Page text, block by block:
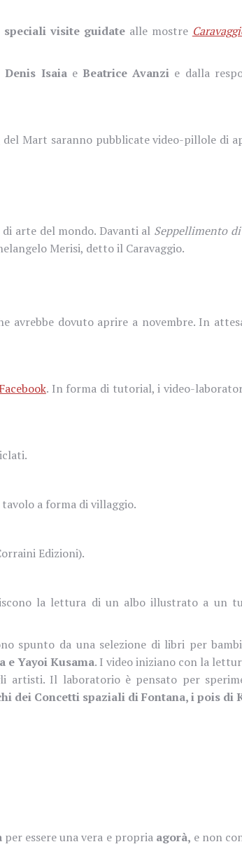
visite guidate alle mostre
Denis Isaia eBeatrice Avanzi e dalla
del Mart saranno pubblicate video-pillole di
arte del mondo. Davanti al Seppellimento
Merisi, detto il Caravaggio.
avrebbe dovuto aprire a novembre. In
Facebook. In forma di tutorial, i video-
a forma di villaggio.
Edizioni).
la lettura di un albo illustrato a un
spunto da una selezione di libri per
e Yayoi Kusama. I video iniziano con la
artisti. Il laboratorio è pensato per
dei Concetti spaziali di Fontana, i pois di
per essere una vera e propria agorà, e non